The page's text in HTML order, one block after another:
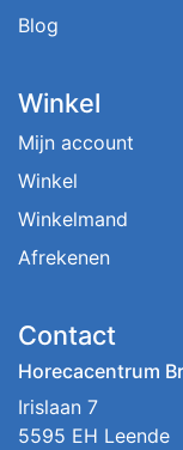
Blog
Winkel
Mijn account
Winkel
Winkelmand
Afrekenen
Contact
Horecacentrum
Irislaan 7
5595 EH Leende